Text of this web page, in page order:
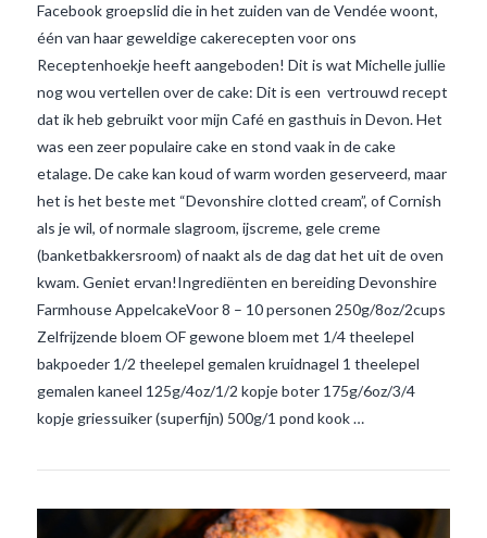
VIEW POST
Facebook groepslid die in het zuiden van de Vendée woont,
één van haar geweldige cakerecepten voor ons
Receptenhoekje heeft aangeboden! Dit is wat Michelle jullie
nog wou vertellen over de cake: Dit is een vertrouwd recept
dat ik heb gebruikt voor mijn Café en gasthuis in Devon. Het
was een zeer populaire cake en stond vaak in de cake
etalage. De cake kan koud of warm worden geserveerd, maar
het is het beste met “Devonshire clotted cream”, of Cornish
als je wil, of normale slagroom, ijscreme, gele creme
(banketbakkersroom) of naakt als de dag dat het uit de oven
kwam. Geniet ervan!Ingrediënten en bereiding Devonshire
Farmhouse AppelcakeVoor 8 – 10 personen 250g/8oz/2cups
Zelfrijzende bloem OF gewone bloem met 1/4 theelepel
bakpoeder 1/2 theelepel gemalen kruidnagel 1 theelepel
gemalen kaneel 125g/4oz/1/2 kopje boter 175g/6oz/3/4
kopje griessuiker (superfijn) 500g/1 pond kook …